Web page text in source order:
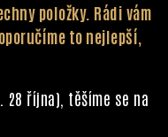
položky. Rádi vám
to nejlepší,
28 října), těšíme se na